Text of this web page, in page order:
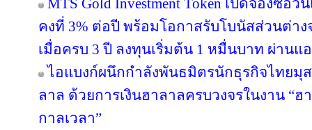
MTS Gold Investment Token เปิดจองซื้อ
คงที่ 3% ต่อปี พร้อมโอกาสรับโบนัสส่วนต่า
เมื่อครบ 3 ปี ลงทุนเริ่มต้น 1 หมื่นบาท ผ่านแ
ไอแบงก์ผนึกกำลังพันธมิตรนักธุรกิจไทยมุ
ลาล ด้วยการเงินฮาลาลครบวงจรในงาน “
กาลเวลา”